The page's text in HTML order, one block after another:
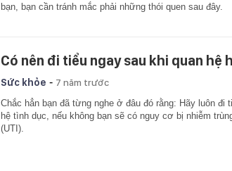
bạn, bạn cần tránh mắc phải những thói quen sau đây.
Có nên đi tiểu ngay sau khi quan hệ
Sức khỏe - 7 năm trước
Chắc hẳn bạn đã từng nghe ở đâu đó rằng: Hãy luôn đi
hệ tình dục, nếu không bạn sẽ có nguy cơ bị nhiễm
(UTI).